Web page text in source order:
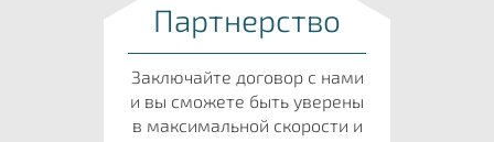
Партнерство
Заключайте договор с нами
и вы сможете быть уверены
в максимальной скорости и